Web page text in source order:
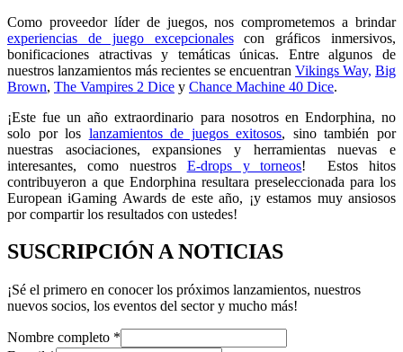
Como proveedor líder de juegos, nos comprometemos a brindar
experiencias de juego excepcionalescon gráficos inmersivos,
bonificaciones atractivas y temáticas únicas. Entre algunos de
nuestros lanzamientos más recientes se encuentran Vikings Way, Big
Brown, The Vampires 2 Dice y Chance Machine 40 Dice.
¡Este fue un año extraordinario para nosotros en Endorphina, no
solo por los lanzamientos de juegos exitosos, sino también por
nuestras asociaciones, expansiones y herramientas nuevas e
interesantes, como nuestros E-drops y torneos! Estos hitos
contribuyeron a que Endorphina resultara preseleccionada para los
European iGaming Awards de este año, ¡y estamos muy ansiosos
por compartir los resultados con ustedes!
SUSCRIPCIÓN A NOTICIAS
¡Sé el primero en conocer los próximos lanzamientos, nuestros
nuevos socios, los eventos del sector y mucho más!
Nombre completo *